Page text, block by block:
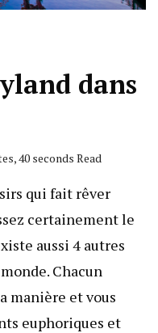
dans
40 seconds Read
qui fait rêver
certainement le
aussi 4 autres
Chacun
manière et vous
euphoriques et